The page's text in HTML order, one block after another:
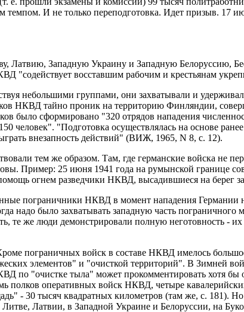
темпом. И не только переподготовка. Идет призыв. 17
Латвию, Западную Украину и Западную Белоруссию,
"содействует восставшим рабочим и крестьянам
небольшими группами, они захватывали и
НКВД тайно проник на территорию Финляндии,
было сформировано "320 отрядов нападения
человек". "Подготовка осуществлялась на основе
внезапность действий" (ВИЖ, 1965, N 8, с. 12).
тем же образом. Там, где германские войска не
Пример: 25 июня 1941 года на румынской границе
огнем разведчики НКВД, высадившиеся на берег
пограничники НКВД в момент нападения
надо было захватывать западную часть
те же люди демонстрировали полную неготовность -
пограничных войск в составе НКВД имелось
элементов" и "очисткой территорий". В Зимней
по "очистке тыла" может прокомментировать хотя бы
полков оперативных войск НКВД, четыре
- 30 тысяч квадратных километров (там же, с. 181).
Латвии, в Западной Украине и Белоруссии, на